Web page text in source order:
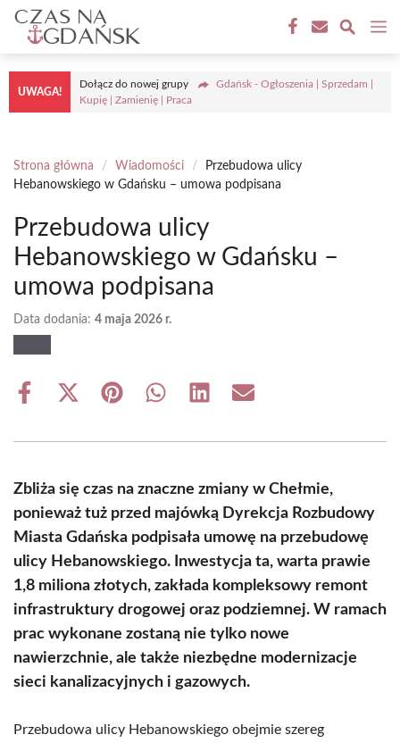
Przejdź
treści
UWAGA!
Dołącz do nowej grupy
Gdańsk - Ogłoszenia | Sprzedam |
Kupię | Zamienię | Praca
Strona główna / Wiadomości /
Przebudowa ulicy
Hebanowskiego w Gdańsku – umowa podpisana
Przebudowa ulicy
Hebanowskiego w Gdańsku –
umowa podpisana
Data dodania: 4 maja 2026 r.
Share
Share
(Twitter)
Share Share Share Share
Zbliża się czas na znaczne zmiany w Chełmie,
ponieważ tuż przed majówką Dyrekcja Rozbudowy
Miasta Gdańska podpisała umowę na przebudowę
ulicy Hebanowskiego. Inwestycja ta, warta prawie
1,8 miliona złotych, zakłada kompleksowy remont
infrastruktury drogowej oraz podziemnej. W ramach
prac wykonane zostaną nie tylko nowe
nawierzchnie, ale także niezbędne modernizacje
sieci kanalizacyjnych i gazowych.
Przebudowa ulicy Hebanowskiego obejmie szereg